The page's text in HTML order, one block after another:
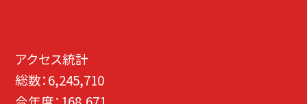
アクセス統計
総数：6,245,710